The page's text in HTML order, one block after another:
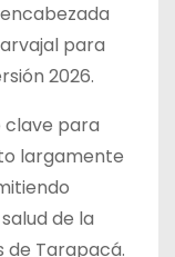
para
2026.
clave para
largamente
de la
de Tarapacá.